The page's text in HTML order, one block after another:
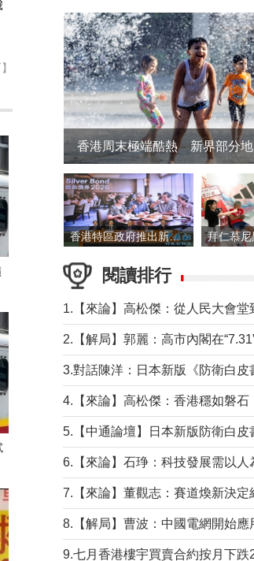
香港周末極端酷熱 新界部分
香港特區政府推出新一批銀色債券 每手1萬元保底息4.25厘
閱讀排行
7.【來論】董觀志：賽道煥新決定
9.七月香港樓宇買賣合約按月下跌